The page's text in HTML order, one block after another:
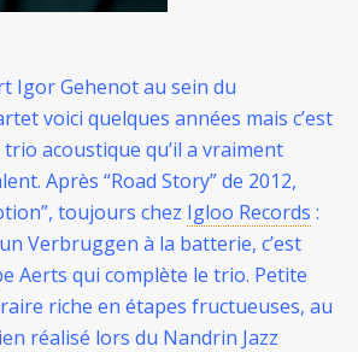
Igor Gehenot au sein du
voici quelques années mais c’est
acoustique qu’il a vraiment
Après “Road Story” de 2012,
toujours chez Igloo Records :
Verbruggen à la batterie, c’est
Aerts qui complète le trio. Petite
riche en étapes fructueuses, au
réalisé lors du Nandrin Jazz